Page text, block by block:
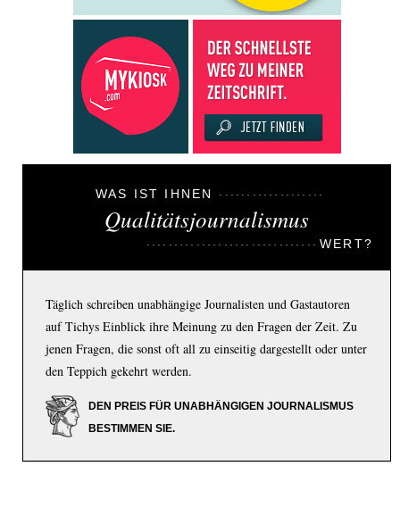
WAS IST IHNEN
Qualitätsjournalismus
WERT?
Täglich schreiben unabhängige Journalisten und Gastautoren
auf Tichys Einblick ihre Meinung zu den Fragen der Zeit. Zu
jenen Fragen, die sonst oft all zu einseitig dargestellt oder unter
den Teppich gekehrt werden.
DEN PREIS FÜR UNABHÄNGIGEN JOURNALISMUS
BESTIMMEN SIE.